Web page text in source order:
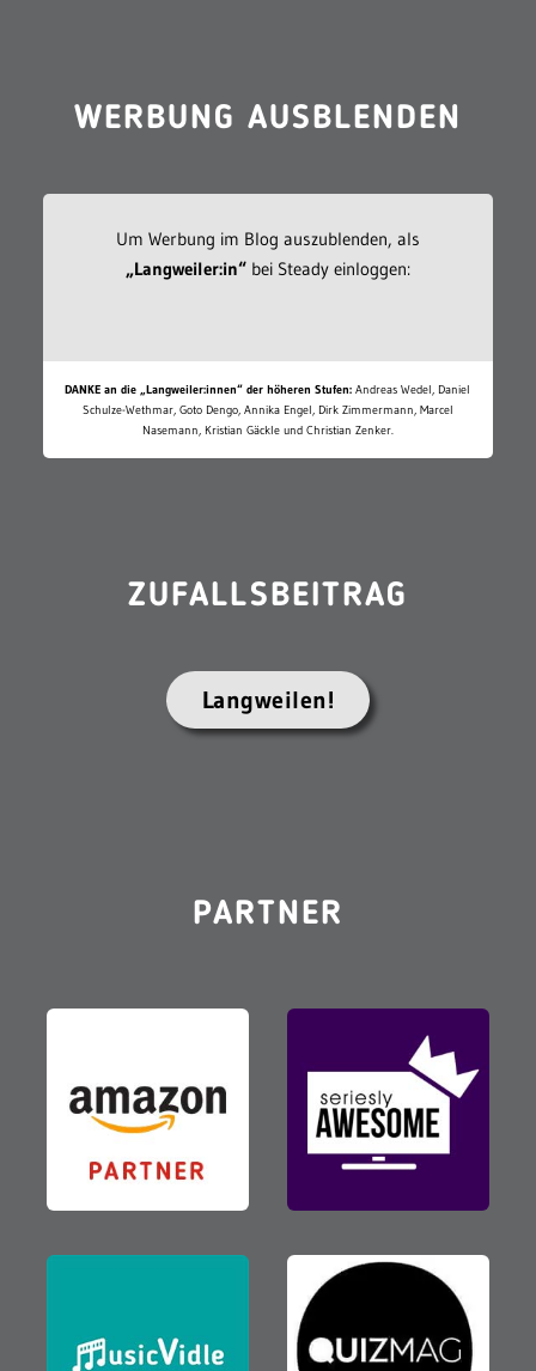
WERBUNG AUSBLENDEN
Um Werbung im Blog auszublenden, als
„Langweiler:in“bei Steady einloggen:
DANKE an die „Langweiler:innen“ der höheren Stufen: Andreas Wedel, Daniel
Schulze-Wethmar, Goto Dengo, Annika Engel, Dirk Zimmermann, Marcel
Nasemann, Kristian Gäckle und Christian Zenker.
ZUFALLSBEITRAG
Langweilen!
PARTNER